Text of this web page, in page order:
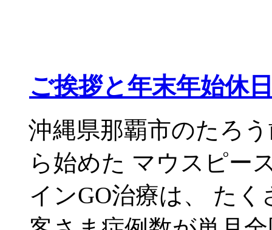
ご挨拶と年末年始休
沖縄県那覇市のたろ
ら始めた マウスピー
インGO治療は、 た